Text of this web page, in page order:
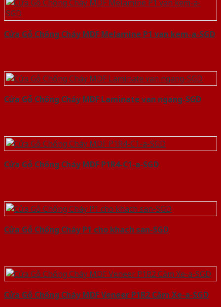
Cửa Gỗ Chống Cháy MDF Melamine P1 van kem-a-SGD
Cửa Gỗ Chống Cháy MDF Laminate van ngang-SGD
Cửa Gỗ Chống Cháy MDF P1R4-C1-a-SGD
Cửa Gỗ Chống Cháy P1 cho khach san-SGD
Cửa Gỗ Chống Cháy MDF Veneer P1R2 Căm Xe-a-SGD